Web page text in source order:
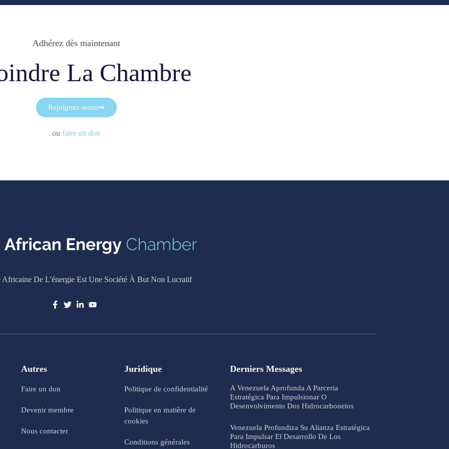
Adhérez dès maintenant
La Chambre
Rejoignez-nous
ou faire un don
Africaine De L'énergie Est Une Société À But Non Lucratif
Autres
Faire un don
Devenir membre
Nous contacter
Juridique
Politique de confidentialité
Politique en matière de
cookies
Conditions générales
Derniers Messages
A Venezuela Aprofunda A Parceria
Estratégica Para Impulsionar O
Desenvolvimento Dos Hidrocarbonetos
Venezuela Profundiza Su Alianza Estratégica
Para Impulsar El Desarrollo De Los
Hidrocarburos